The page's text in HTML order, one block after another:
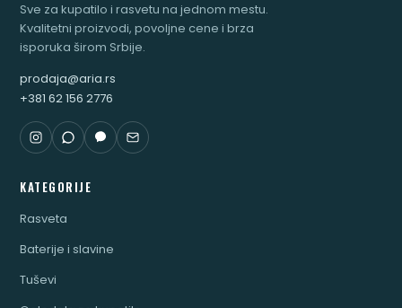
Sve za kupatilo i rasvetu na jednom mestu.
Kvalitetni proizvodi, povoljne cene i brza
isporuka širom Srbije.
prodaja@aria.rs
+381 62 156 2776
KATEGORIJE
Rasveta
Baterije i slavine
Tuševi